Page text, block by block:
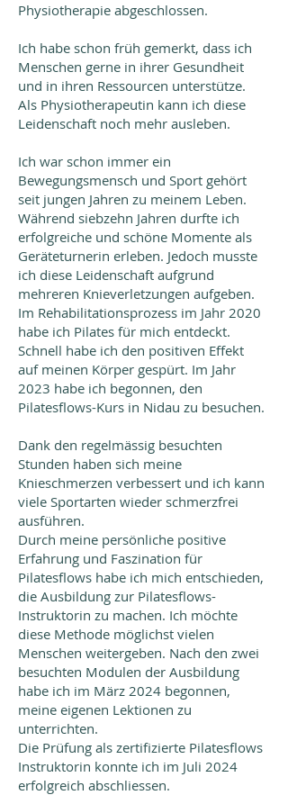
Physiotherapie abgeschlossen.
Ich habe schon früh gemerkt, dass ich
Menschen gerne in ihrer Gesundheit
und in ihren Ressourcen unterstütze.
Als Physiotherapeutin kann ich diese
Leidenschaft noch mehr ausleben.
Ich war schon immer ein
Bewegungsmensch und Sport gehört
seit jungen Jahren zu meinem Leben.
Während siebzehn Jahren durfte ich
erfolgreiche und schöne Momente als
Geräteturnerin erleben. Jedoch musste
ich diese Leidenschaft aufgrund
mehreren Knieverletzungen aufgeben.
Im Rehabilitationsprozess im Jahr 2020
habe ich Pilates für mich entdeckt.
Schnell habe ich den positiven Effekt
auf meinen Körper gespürt. Im Jahr
2023 habe ich begonnen, den
Pilatesflows-Kurs in Nidau zu besuchen.
Dank den regelmässig besuchten
Stunden haben sich meine
Knieschmerzen verbessert und ich kann
viele Sportarten wieder schmerzfrei
ausführen.
Durch meine persönliche positive
Erfahrung und Faszination für
Pilatesflows habe ich mich entschieden,
die Ausbildung zur Pilatesflows-
Instruktorin zu machen. Ich möchte
diese Methode möglichst vielen
Menschen weitergeben. Nach den zwei
besuchten Modulen der Ausbildung
habe ich im März 2024 begonnen,
meine eigenen Lektionen zu
unterrichten.
Die Prüfung als zertifizierte Pilatesflows
Instruktorin konnte ich im Juli 2024
erfolgreich abschliessen.